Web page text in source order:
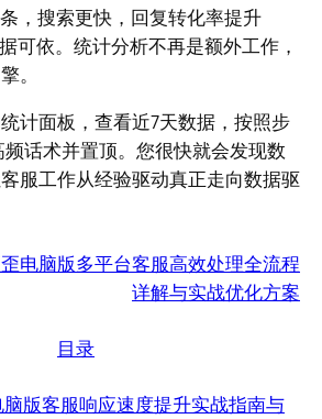
，搜索更快，回复转化率提升
可依。统计分析不再是额外工作，
。
计面板，查看近7天数据，按照步
话术并置顶。您很快就会发现数
服工作从经验驱动真正走向数据驱
电脑版多平台客服高效处理全流程
详解与实战优化方案
目录
版客服响应速度提升实战指南与